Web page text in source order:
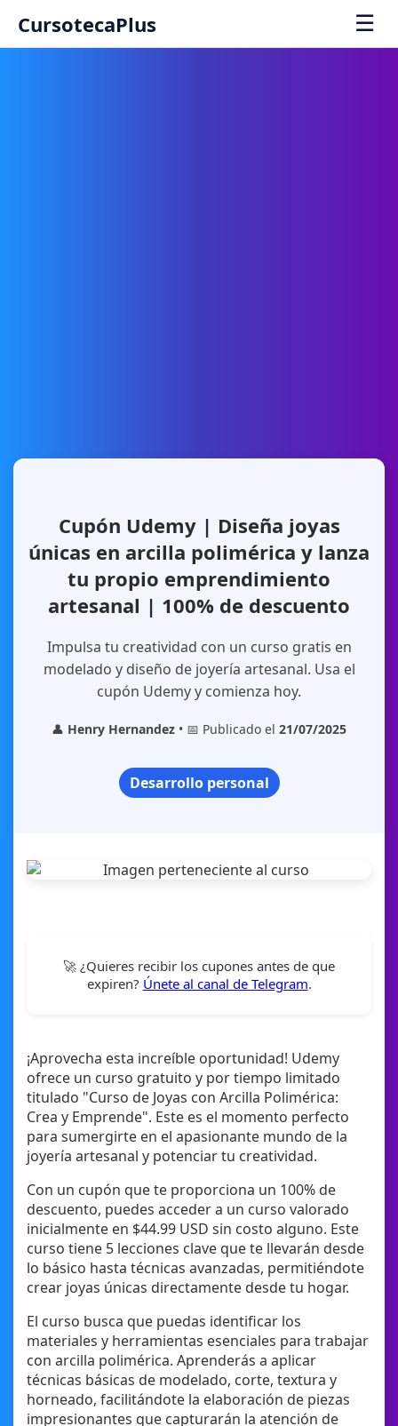
CursotecaPlus ☰
Cupón Udemy | Diseña joyas
únicas en arcilla polimérica y lanza
tu propio emprendimiento
artesanal | 100% de descuento
Impulsa tu creatividad con un curso gratis en
modelado y diseño de joyería artesanal. Usa el
cupón Udemy y comienza hoy.
👤 Henry Hernandez • 📅 Publicado el 21/07/2025
Desarrollo personal
🚀 ¿Quieres recibir los cupones antes de que
expiren? Únete al canal de Telegram.
¡Aprovecha esta increíble oportunidad! Udemy
ofrece un curso gratuito y por tiempo limitado
titulado "Curso de Joyas con Arcilla Polimérica:
Crea y Emprende". Este es el momento perfecto
para sumergirte en el apasionante mundo de la
joyería artesanal y potenciar tu creatividad.
Con un cupón que te proporciona un 100% de
descuento, puedes acceder a un curso valorado
inicialmente en $44.99 USD sin costo alguno. Este
curso tiene 5 lecciones clave que te llevarán desde
lo básico hasta técnicas avanzadas, permitiéndote
crear joyas únicas directamente desde tu hogar.
El curso busca que puedas identificar los
materiales y herramientas esenciales para trabajar
con arcilla polimérica. Aprenderás a aplicar
técnicas básicas de modelado, corte, textura y
horneado, facilitándote la elaboración de piezas
impresionantes que capturarán la atención de